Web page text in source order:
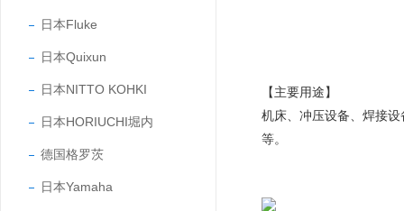
日本Fluke
日本Quixun
日本NITTO KOHKI
日本HORIUCHI堀内
德国格罗茨
日本Yamaha
【主要用途】
机床、冲压设备、焊接
等。